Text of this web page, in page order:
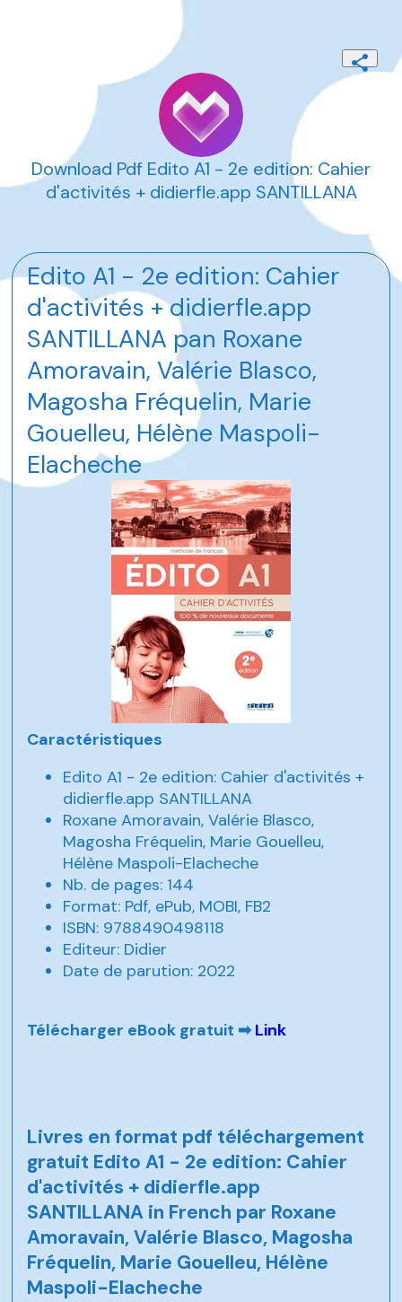
Download Pdf Edito A1 - 2e edition: Cahier
d'activités + didierfle.app SANTILLANA
Edito A1 - 2e edition: Cahier
d'activités + didierfle.app
SANTILLANA pan Roxane
Amoravain, Valérie Blasco,
Magosha Fréquelin, Marie
Gouelleu, Hélène Maspoli-
Elacheche
Caractéristiques
Edito A1 - 2e edition: Cahier d'activités +
didierfle.app SANTILLANA
Roxane Amoravain, Valérie Blasco,
Magosha Fréquelin, Marie Gouelleu,
Hélène Maspoli-Elacheche
Nb. de pages: 144
Format: Pdf, ePub, MOBI, FB2
ISBN: 9788490498118
Editeur: Didier
Date de parution: 2022
Télécharger eBook gratuit ➡Link
Livres en format pdf téléchargement
gratuit Edito A1 - 2e edition: Cahier
d'activités + didierfle.app
SANTILLANA in French par Roxane
Amoravain, Valérie Blasco, Magosha
Fréquelin, Marie Gouelleu, Hélène
Maspoli-Elacheche